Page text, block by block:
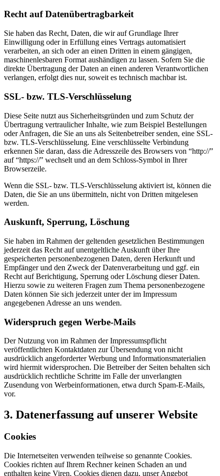
Recht auf Datenübertragbarkeit
Sie haben das Recht, Daten, die wir auf Grundlage Ihrer
Einwilligung oder in Erfüllung eines Vertrags automatisiert
verarbeiten, an sich oder an einen Dritten in einem gängigen,
maschinenlesbaren Format aushändigen zu lassen. Sofern Sie die
direkte Übertragung der Daten an einen anderen Verantwortlichen
verlangen, erfolgt dies nur, soweit es technisch machbar ist.
SSL- bzw. TLS-Verschlüsselung
Diese Seite nutzt aus Sicherheitsgründen und zum Schutz der
Übertragung vertraulicher Inhalte, wie zum Beispiel Bestellungen
oder Anfragen, die Sie an uns als Seitenbetreiber senden, eine SSL-
bzw. TLS-Verschlüsselung. Eine verschlüsselte Verbindung
erkennen Sie daran, dass die Adresszeile des Browsers von “http://”
auf “https://” wechselt und an dem Schloss-Symbol in Ihrer
Browserzeile.
Wenn die SSL- bzw. TLS-Verschlüsselung aktiviert ist, können die
Daten, die Sie an uns übermitteln, nicht von Dritten mitgelesen
werden.
Auskunft, Sperrung, Löschung
Sie haben im Rahmen der geltenden gesetzlichen Bestimmungen
jederzeit das Recht auf unentgeltliche Auskunft über Ihre
gespeicherten personenbezogenen Daten, deren Herkunft und
Empfänger und den Zweck der Datenverarbeitung und ggf. ein
Recht auf Berichtigung, Sperrung oder Löschung dieser Daten.
Hierzu sowie zu weiteren Fragen zum Thema personenbezogene
Daten können Sie sich jederzeit unter der im Impressum
angegebenen Adresse an uns wenden.
Widerspruch gegen Werbe-Mails
Der Nutzung von im Rahmen der Impressumspflicht
veröffentlichten Kontaktdaten zur Übersendung von nicht
ausdrücklich angeforderter Werbung und Informationsmaterialien
wird hiermit widersprochen. Die Betreiber der Seiten behalten sich
ausdrücklich rechtliche Schritte im Falle der unverlangten
Zusendung von Werbeinformationen, etwa durch Spam-E-Mails,
vor.
3. Datenerfassung auf unserer Website
Cookies
Die Internetseiten verwenden teilweise so genannte Cookies.
Cookies richten auf Ihrem Rechner keinen Schaden an und
enthalten keine Viren. Cookies dienen dazu, unser Angebot